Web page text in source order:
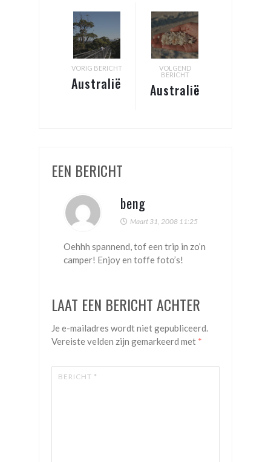
VORIG BERICHT
Australië
VOLGEND
BERICHT
Australië
EEN BERICHT
beng
Maart 31, 2008 11:25
Oehhh spannend, tof een trip in zo’n
camper! Enjoy en toffe foto’s!
LAAT EEN BERICHT ACHTER
Je e-mailadres wordt niet gepubliceerd.
Vereiste velden zijn gemarkeerd met *